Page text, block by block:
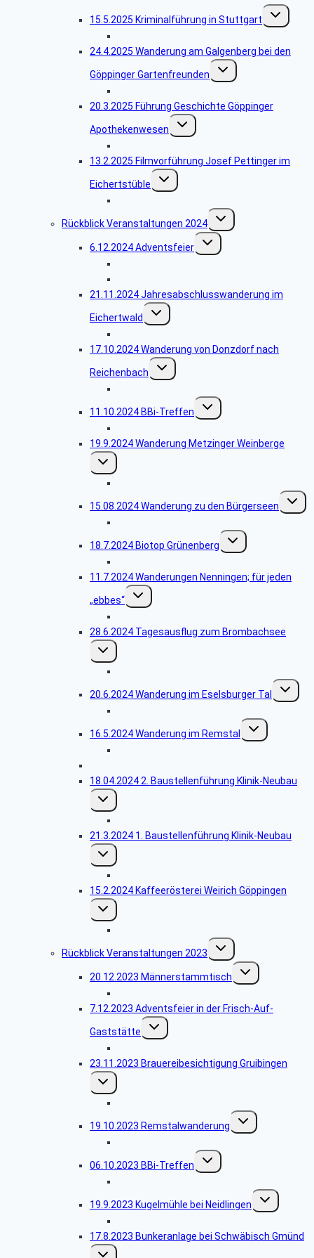
15.5.2025 Kriminalführung in Stuttgart
Untermenü
umschalten
24.4.2025 Wanderung am Galgenberg bei den
Göppinger Gartenfreunden
Untermenü
umschalten
20.3.2025 Führung Geschichte Göppinger
Apothekenwesen
Untermenü
umschalten
13.2.2025 Filmvorführung Josef Pettinger im
Eichertstüble
Untermenü
umschalten
Rückblick Veranstaltungen 2024
Untermenü
umschalten
6.12.2024 Adventsfeier
Untermenü
umschalten
21.11.2024 Jahresabschlusswanderung im
Eichertwald
Untermenü
umschalten
17.10.2024 Wanderung von Donzdorf nach
Reichenbach
Untermenü
umschalten
11.10.2024 BBi-Treffen
Untermenü
umschalten
19.9.2024 Wanderung Metzinger Weinberge
Untermenü
umschalten
15.08.2024 Wanderung zu den Bürgerseen
18.7.2024 Biotop Grünenberg
Untermenü
umschalten
11.7.2024 Wanderungen Nenningen; für jeden
„ebbes“
Untermenü
umschalten
28.6.2024 Tagesausflug zum Brombachsee
Untermenü
umschalten
20.6.2024 Wanderung im Eselsburger Tal
16.5.2024 Wanderung im Remstal
Untermenü
umschalten
18.04.2024 2. Baustellenführung Klinik-Neubau
Untermenü
umschalten
21.3.2024 1. Baustellenführung Klinik-Neubau
Untermenü
umschalten
15.2.2024 Kaffeerösterei Weirich Göppingen
Untermenü
umschalten
Rückblick Veranstaltungen 2023
Untermenü
umschalten
20.12.2023 Männerstammtisch
Untermenü
umschalten
7.12.2023 Adventsfeier in der Frisch-Auf-
Gaststätte
Untermenü
umschalten
23.11.2023 Brauereibesichtigung Gruibingen
Untermenü
umschalten
19.10.2023 Remstalwanderung
Untermenü
umschalten
06.10.2023 BBi-Treffen
Untermenü
umschalten
19.9.2023 Kugelmühle bei Neidlingen
Untermenü
umschalten
17.8.2023 Bunkeranlage bei Schwäbisch Gmünd
Untermenü